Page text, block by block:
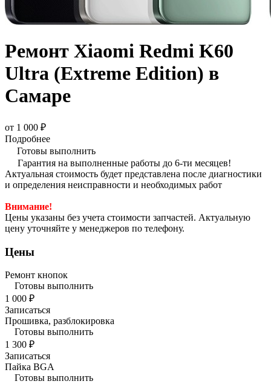
Ремонт Xiaomi Redmi K60
Ultra (Extreme Edition) в
Самаре
от 1 000 ₽
Подробнее
Готовы выполнить
Гарантия на выполненные работы до 6-ти месяцев!
Актуальная стоимость будет представлена после диагностики
и определения неисправности и необходимых работ
Внимание!
Цены указаны без учета стоимости запчастей. Актуальную
цену уточняйте у менеджеров по телефону.
Цены
Ремонт кнопок
Готовы выполнить
1 000 ₽
Записаться
Прошивка, разблокировка
Готовы выполнить
1 300 ₽
Записаться
Пайка BGA
Готовы выполнить